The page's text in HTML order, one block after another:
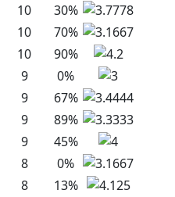
10
30%
10
70%
10
90%
9
0%
9
67%
9
89%
9
45%
8
0%
8
13%